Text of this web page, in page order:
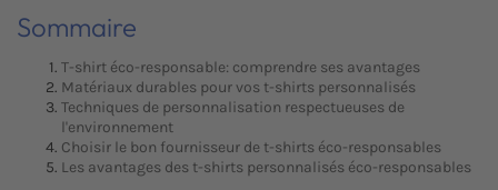
Sommaire
T-shirt éco-responsable: comprendre ses avantages
Matériaux durables pour vos t-shirts personnalisés
Techniques de personnalisation respectueuses de
l'environnement
Choisir le bon fournisseur de t-shirts éco-responsables
Les avantages des t-shirts personnalisés éco-responsables